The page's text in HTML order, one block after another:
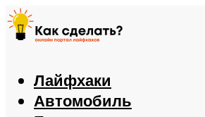
Лайфхаки
Автомобиль